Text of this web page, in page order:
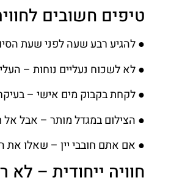
טיפים חשובים
● להגיע רבע שעה לפני שעת
● לא לשכוח נעליים נוחות –
● לקחת בקבוק מים אישי – בעיקר
● הצילום במגדל מותר – אבל
● אם אתם חובבי יין – שאלו את
חוויה ייחודית – לא